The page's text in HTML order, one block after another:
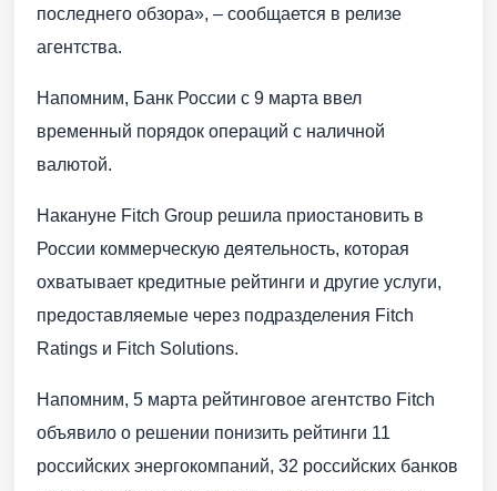
последнего обзора», – сообщается в релизе
агентства.
Напомним, Банк России с 9 марта ввел
временный порядок операций с наличной
валютой.
Накануне Fitch Group решила приостановить в
России коммерческую деятельность, которая
охватывает кредитные рейтинги и другие услуги,
предоставляемые через подразделения Fitch
Ratings и Fitch Solutions.
Напомним, 5 марта рейтинговое агентство Fitch
объявило о решении понизить рейтинги 11
российских энергокомпаний, 32 российских банков